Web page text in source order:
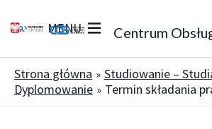
Centrum
MENU
Strona główna
Studiowanie –
Dyplomowanie
Termin składania